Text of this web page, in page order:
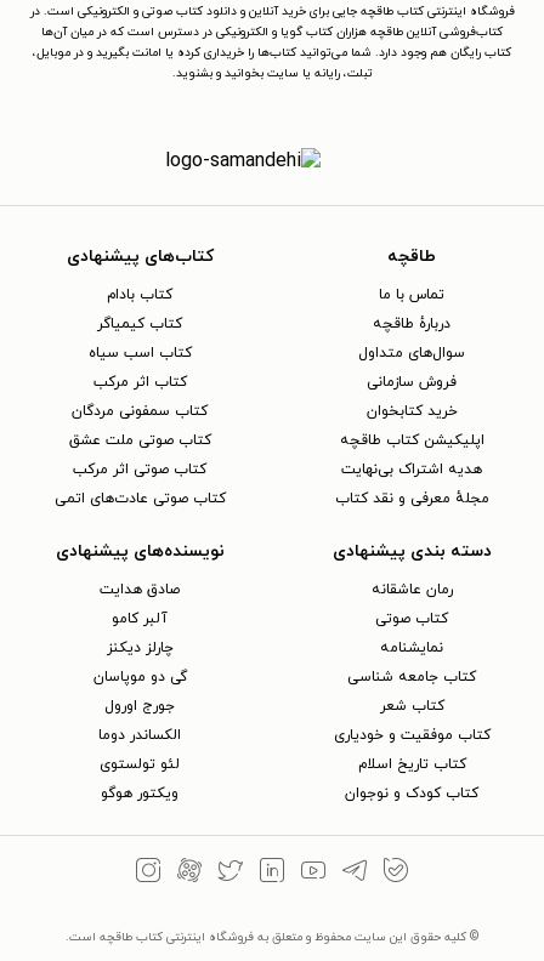
فروشگاه اینترنتی کتاب طاقچه جایی برای خرید آنلاین و دانلود کتاب صوتی و الکترونیکی است. در
کتاب‌فروشی آنلاین طاقچه هزاران کتاب گویا و الکترونیکی در دسترس است که در میان آن‌ها
کتاب رایگان هم وجود دارد. شما می‌توانید کتاب‌ها را خریداری کرده یا امانت بگیرید و در موبایل،
تبلت، رایانه یا سایت بخوانید و بشنوید.
طاقچه
تماس با ما
دربارهٔ طاقچه
سوال‌های متداول
فروش سازمانی
خرید کتابخوان
اپلیکیشن کتاب طاقچه
هدیه اشتراک بی‌نهایت
مجلهٔ معرفی و نقد کتاب
کتاب‌های پیشنهادی
کتاب بادام
کتاب کیمیاگر
کتاب اسب سیاه
کتاب اثر مرکب
کتاب سمفونی مردگان
کتاب صوتی ملت عشق
کتاب صوتی اثر مرکب
کتاب صوتی عادت‌های اتمی
دسته بندی پیشنهادی
رمان عاشقانه
کتاب‌ صوتی
نمایشنامه
کتاب جامعه شناسی
کتاب شعر
کتاب موفقیت و خودیاری
کتاب تاریخ اسلام
کتاب کودک و نوجوان
نویسنده‌های پیشنهادی
صادق هدایت
آلبر کامو
چارلز دیکنز
گی دو موپاسان
جورج اورول
الکساندر دوما
لئو تولستوی
ویکتور هوگو
© کلیه حقوق این سایت محفوظ و متعلق به فروشگاه اینترنتی کتاب طاقچه است.